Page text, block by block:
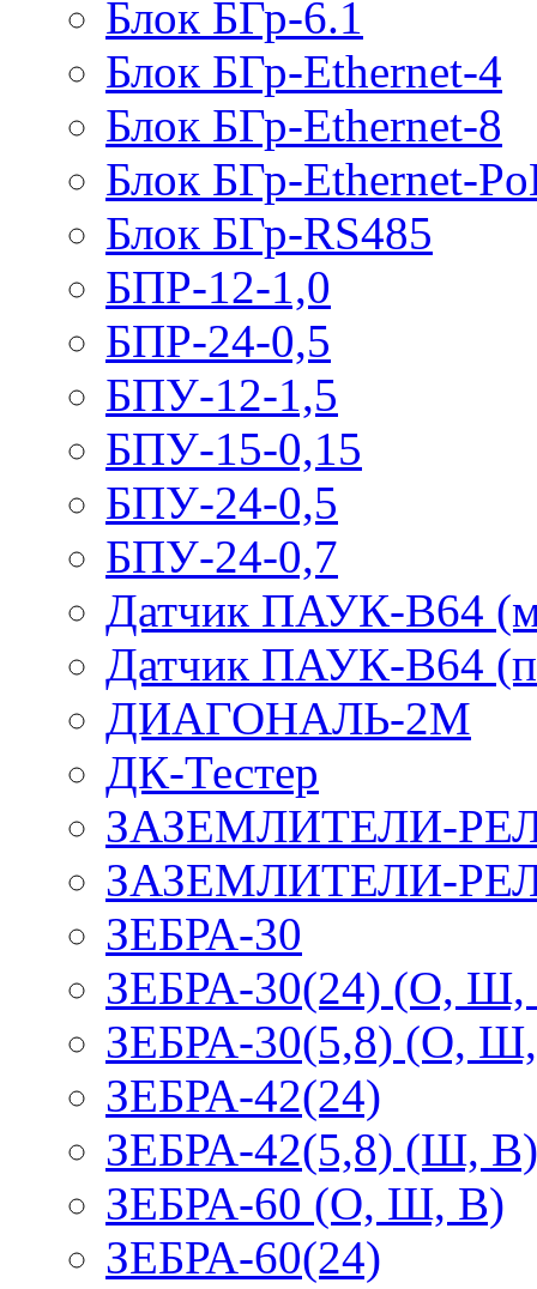
Блок БГр-6.1
Блок БГр-Ethernet-4
Блок БГр-Ethernet-8
Блок БГр-Ethernet-
Блок БГр-RS485
БПР-12-1,0
БПР-24-0,5
БПУ-12-1,5
БПУ-15-0,15
БПУ-24-0,5
БПУ-24-0,7
Датчик ПАУК-В64
Датчик ПАУК-В64
ДИАГОНАЛЬ-2М
ДК-Тестер
ЗАЗЕМЛИТЕЛИ-
ЗАЗЕМЛИТЕЛИ-
ЗЕБРА-30
ЗЕБРА-30(24) (О,
ЗЕБРА-30(5,8) (О,
ЗЕБРА-42(24)
ЗЕБРА-42(5,8) (Ш, В)
ЗЕБРА-60 (О, Ш, В)
ЗЕБРА-60(24)